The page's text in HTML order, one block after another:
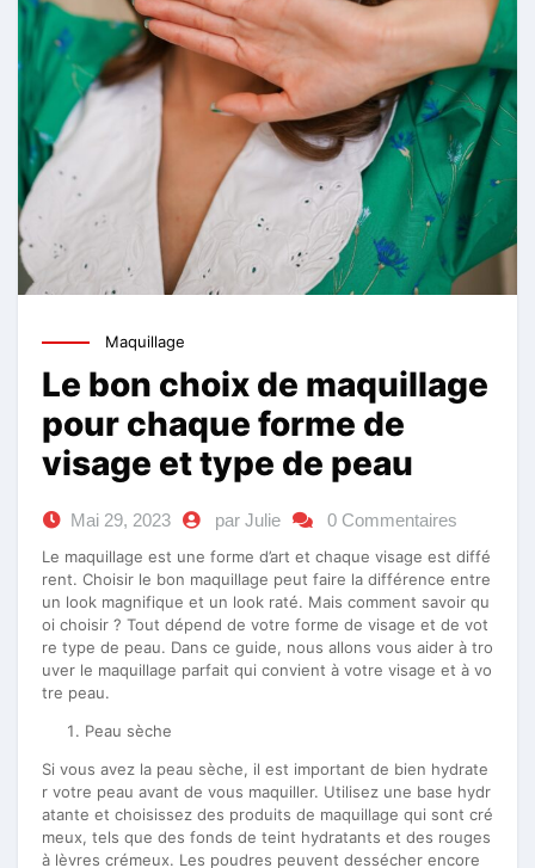
Maquillage
Le bon choix de maquillage
pour chaque forme de
visage et type de peau
Mai 29, 2023 par Julie 0 Commentaires
Le maquillage est une forme d’art et chaque visage est diffé
rent. Choisir le bon maquillage peut faire la différence entre
un look magnifique et un look raté. Mais comment savoir qu
oi choisir ? Tout dépend de votre forme de visage et de vot
re type de peau. Dans ce guide, nous allons vous aider à tro
uver le maquillage parfait qui convient à votre visage et à vo
tre peau.
Peau sèche
Si vous avez la peau sèche, il est important de bien hydrate
r votre peau avant de vous maquiller. Utilisez une base hydr
atante et choisissez des produits de maquillage qui sont cré
meux, tels que des fonds de teint hydratants et des rouges
à lèvres crémeux. Les poudres peuvent dessécher encore